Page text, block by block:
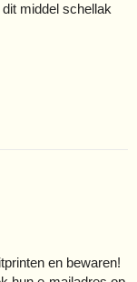
middel schellak
en bewaren!